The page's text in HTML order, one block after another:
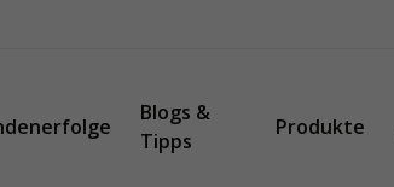
Blogs &
Tipps
Produkte